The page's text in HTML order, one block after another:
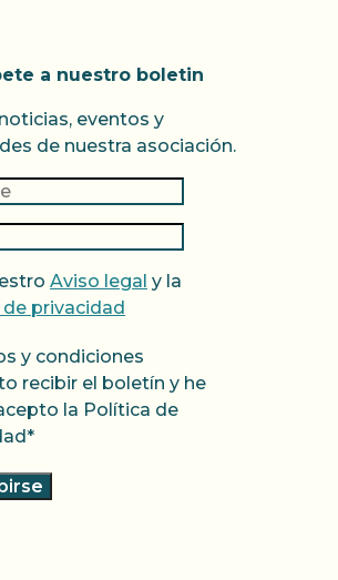
a nuestro boletin
eventos y
de nuestra asociación.
Aviso legal y la
privacidad
y condiciones
recibir el boletín y he
la Política de